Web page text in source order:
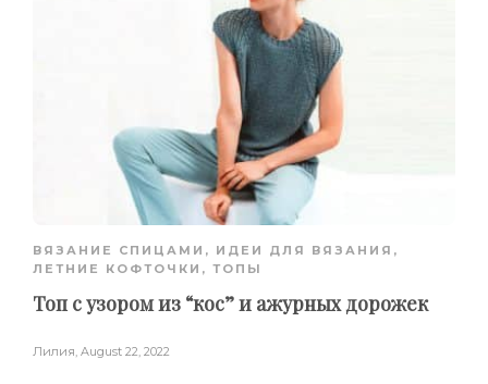
ВЯЗАНИЕ СПИЦАМИ , ИДЕИ ДЛЯ ВЯЗАНИЯ ,
ЛЕТНИЕ КОФТОЧКИ, ТОПЫ
Топ с узором из “кос” и ажурных дорожек
Лилия, August 22, 2022